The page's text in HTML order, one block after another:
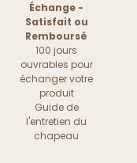
Échange -
Satisfait ou
Remboursé
100 jours
ouvrables pour
échanger votre
produit
Guide de
l'entretien du
chapeau